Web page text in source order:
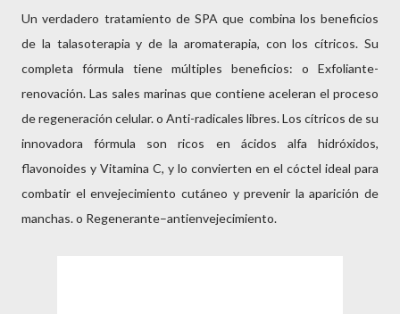
Un verdadero tratamiento de SPA que combina los beneficios
de la talasoterapia y de la aromaterapia, con los cítricos. Su
completa fórmula tiene múltiples beneficios: o Exfoliante-
renovación. Las sales marinas que contiene aceleran el proceso
de regeneración celular. o Anti-radicales libres. Los cítricos de su
innovadora fórmula son ricos en ácidos alfa hidróxidos,
flavonoides y Vitamina C, y lo convierten en el cóctel ideal para
combatir el envejecimiento cutáneo y prevenir la aparición de
manchas. o Regenerante–antienvejecimiento.